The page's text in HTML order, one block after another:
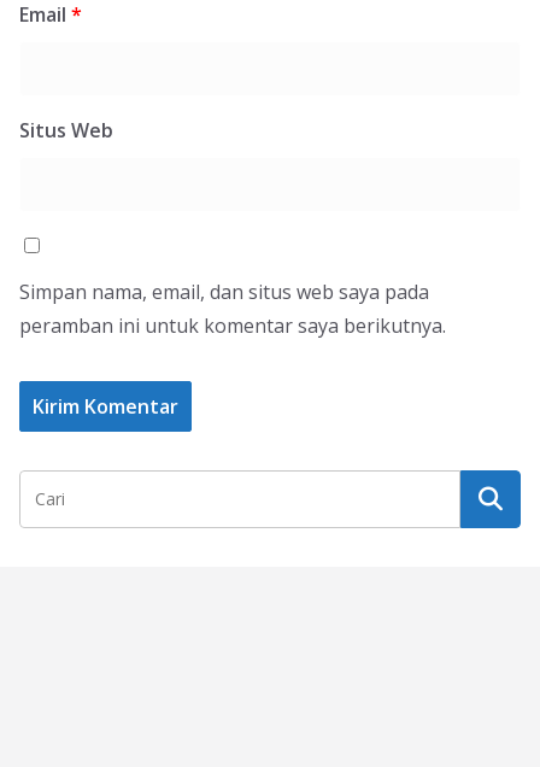
Email *
Situs Web
Simpan nama, email, dan situs web saya pada
peramban ini untuk komentar saya berikutnya.